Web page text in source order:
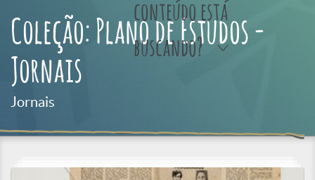
conteúdo está
buscando?
Coleção: Plano de Estudos -
Jornais
Jornais